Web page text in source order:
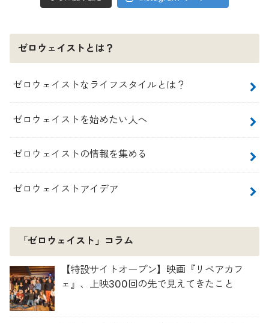
ゼロウェイストとは？
ゼロウェイストなライフスタイルとは？
ゼロウェイストを始めたい人へ
ゼロウェイストの情報を集める
ゼロウェイストアイデア
「ゼロウェイスト」コラム
【特設サイトオープン】映画『リペアカフ
ェ』、上映300回の先で見えてきたこと